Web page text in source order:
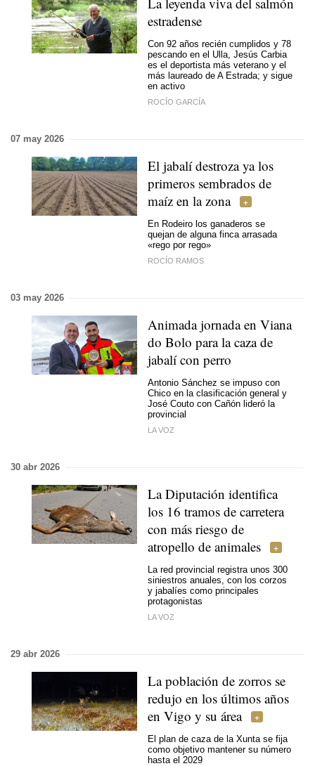
estradense
Con 92 años recién cumplidos y 78
pescando en el Ulla, Jesús Carbia
es el deportista más veterano y el
más laureado de A Estrada; y sigue
en activo
ROCÍO GARCÍA
07 may 2026
El jabalí destroza ya los
primeros sembrados de
maíz en la zona
En Rodeiro los ganaderos se
quejan de alguna finca arrasada
«rego por rego»
ROCÍO RAMOS
03 may 2026
Animada jornada en Viana
do Bolo para la caza de
jabalí con perro
Antonio Sánchez se impuso con
Chico en la clasificación general y
José Couto con Cañón lideró la
provincial
LA VOZ
30 abr 2026
La Diputación identifica
los 16 tramos de carretera
con más riesgo de
atropello de animales
La red provincial registra unos 300
siniestros anuales, con los corzos
y jabalíes como principales
protagonistas
LA VOZ
29 abr 2026
La población de zorros se
redujo en los últimos años
en Vigo y su área
El plan de caza de la Xunta se fija
como objetivo mantener su número
hasta el 2029